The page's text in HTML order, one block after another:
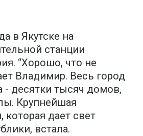
в Якутске на
станции
“Хорошо, что не
Владимир. Весь город
- десятки тысяч домов,
Крупнейшая
которая дает свет
встала.